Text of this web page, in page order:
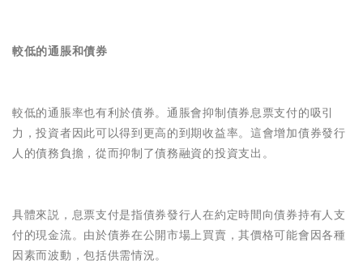
較低的通脹和債券
較低的通脹率也有利於債券。通脹會抑制債券息票支付的吸引
力，投資者因此可以得到更高的到期收益率。這會增加債券發行
人的債務負擔，從而抑制了債務融資的投資支出。
具體來説，息票支付是指債券發行人在約定時間向債券持有人支
付的現金流。由於債券在公開市場上買賣，其價格可能會因各種
因素而波動，包括供需情況。